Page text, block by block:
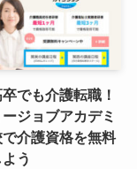
でも介護転職！
ジョブアカデミ
介護資格を無料
う